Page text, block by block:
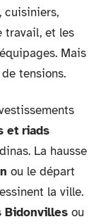
cuisiniers,
travail, et les
Mais
tensions.
et riads
La hausse
ou le départ
la ville.
Bidonvilles ou